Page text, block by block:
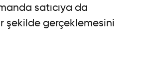
satıcıya da
şekilde gerçeklemesini